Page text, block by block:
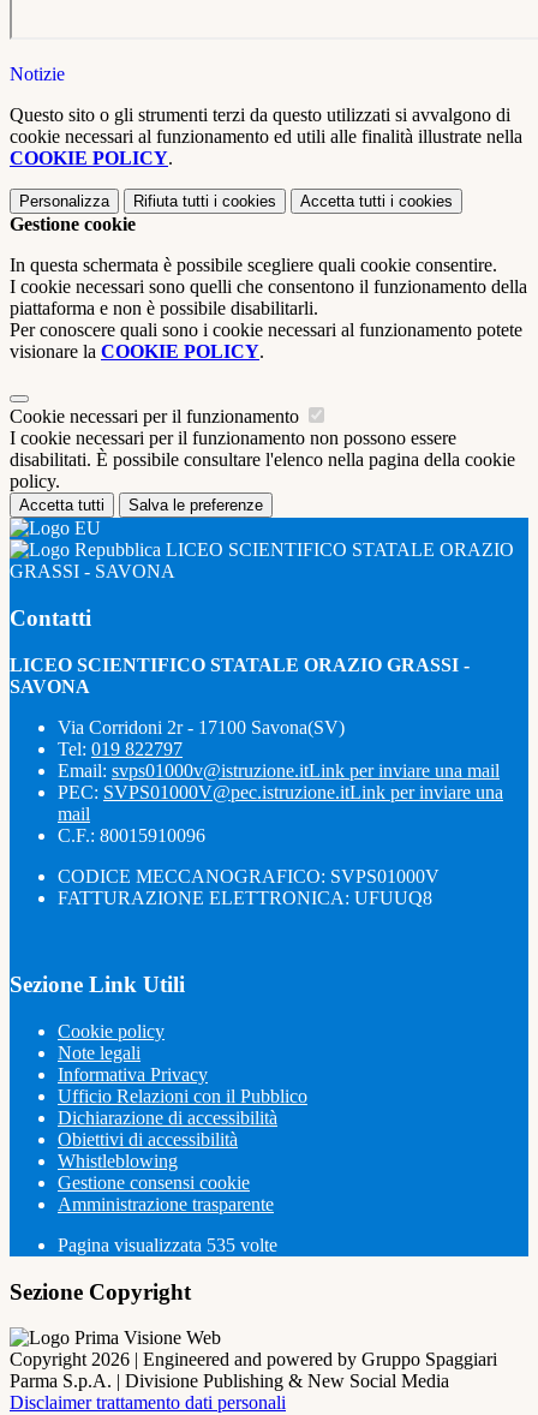
Notizie
Questo sito o gli strumenti terzi da questo utilizzati si avvalgono di
cookie necessari al funzionamento ed utili alle finalità illustrate nella
COOKIE POLICY.
Personalizza Rifiuta tutti i cookies Accetta tutti i cookies
Gestione cookie
In questa schermata è possibile scegliere quali cookie consentire.
I cookie necessari sono quelli che consentono il funzionamento della
piattaforma e non è possibile disabilitarli.
Per conoscere quali sono i cookie necessari al funzionamento potete
visionare la COOKIE POLICY.
Cookie necessari per il funzionamento
I cookie necessari per il funzionamento non possono essere
disabilitati. È possibile consultare l'elenco nella pagina della cookie
policy.
Accetta tutti Salva le preferenze
LICEO SCIENTIFICO STATALE ORAZIO
GRASSI - SAVONA
Contatti
LICEO SCIENTIFICO STATALE ORAZIO GRASSI -
SAVONA
Via Corridoni 2r - 17100 Savona(SV)
Tel: 019 822797
Email: svps01000v@istruzione.itLink per inviare una mail
PEC: SVPS01000V@pec.istruzione.itLink per inviare una
mail
C.F.: 80015910096
CODICE MECCANOGRAFICO: SVPS01000V
FATTURAZIONE ELETTRONICA: UFUUQ8
Sezione Link Utili
Cookie policy
Note legali
Informativa Privacy
Ufficio Relazioni con il Pubblico
Dichiarazione di accessibilità
Obiettivi di accessibilità
Whistleblowing
Gestione consensi cookie
Amministrazione trasparente
Pagina visualizzata 535 volte
Sezione Copyright
Copyright 2026 | Engineered and powered by Gruppo Spaggiari
Parma S.p.A. | Divisione Publishing & New Social Media
Disclaimer trattamento dati personali